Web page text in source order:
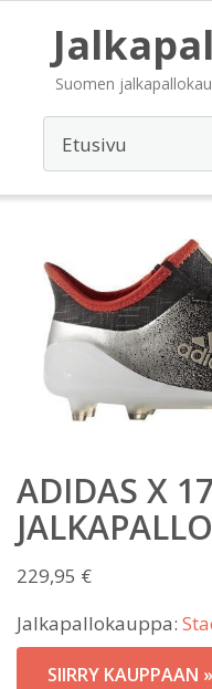
Suomen
ADIDAS X
229,95 €
Jalkapallokauppa:
SIIRRY KAUPPAAN »